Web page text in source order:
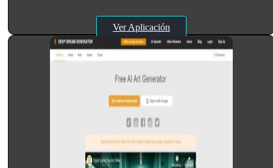
Ver Aplicación